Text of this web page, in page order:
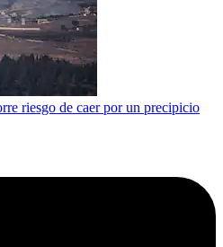
riesgo de caer por un precipicio